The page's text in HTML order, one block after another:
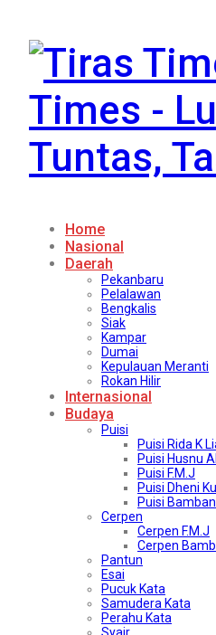
Times -
Tuntas,
Home
Nasional
Daerah
Pekanbaru
Pelalawan
Bengkalis
Siak
Kampar
Dumai
Kepulauan Meranti
Rokan Hilir
Internasional
Budaya
Puisi
Puisi Rida K
Puisi Husnu
Puisi F.M.J
Puisi Dheni
Puisi
Cerpen
Cerpen F.M.J
Cerpen
Pantun
Esai
Pucuk Kata
Samudera Kata
Perahu Kata